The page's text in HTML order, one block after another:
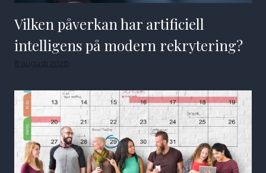
Vilken påverkan har artificiell
intelligens på modern rekrytering?
8 augusti 2026